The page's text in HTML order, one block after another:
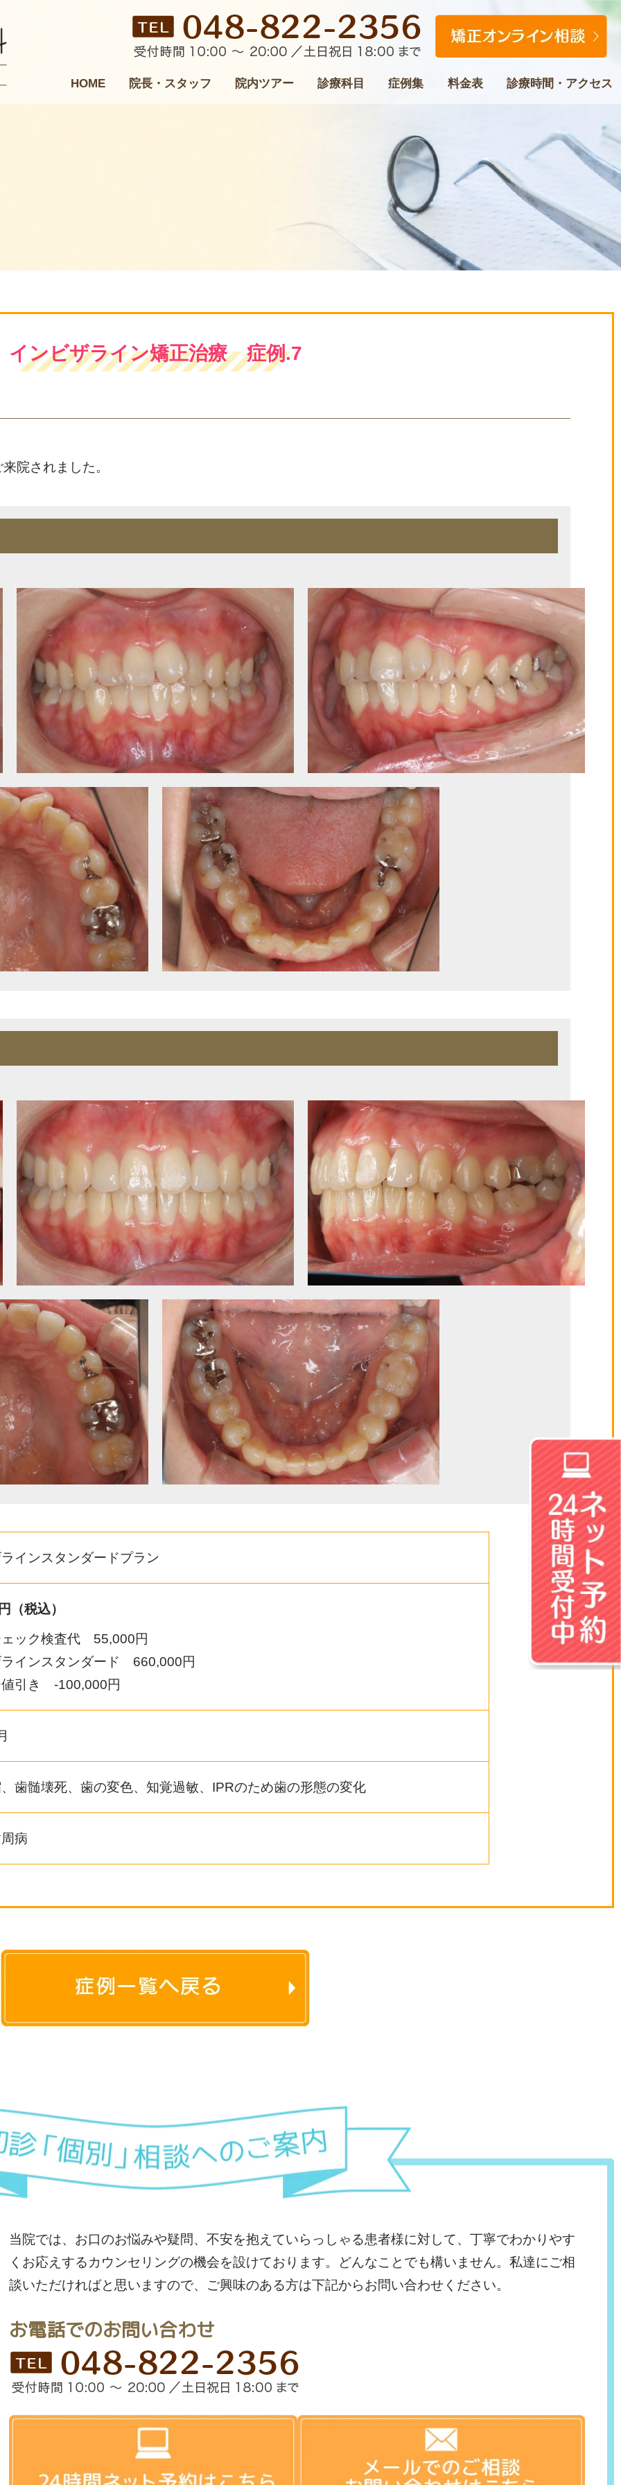
HOME 院長・スタッフ 院内ツアー 診療科目 症例集 料金表 診療時間・アクセス
インビザライン矯正治療 症例.7
院されました。
インスタンダードプラン
（税込）
ェック検査代 55,000円
インスタンダード 660,000円
値引き -100,000円
歯髄壊死、歯の変色、知覚過敏、IPRのため歯の形態の変化
病
当院では、お口のお悩みや疑問、不安を抱えていらっしゃる患者様に対して、丁寧でわかりやす
くお応えするカウンセリングの機会を設けております。どんなことでも構いません。私達にご相
談いただければと思いますので、ご興味のある方は下記からお問い合わせください。
お電話でのお問い合わせ